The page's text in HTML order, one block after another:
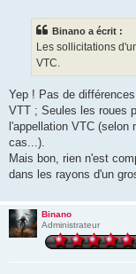
Binano a écrit :
Les sollicitations
VTC.
Yep ! Pas de
VTT ; Seules les roues
l'appellation VTC
cas...).
Mais bon, rien n'est
dans les rayons d'un
Binano
Administrateur